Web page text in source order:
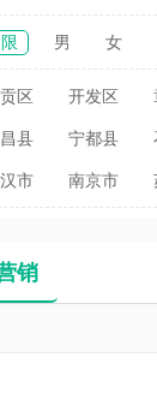
男 女
区 开发区
县 宁都县
市 南京市
销